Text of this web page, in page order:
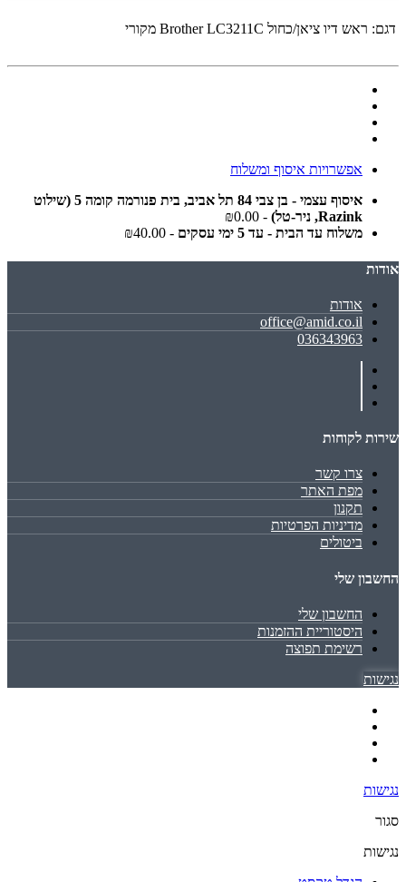
דגם: ‏ראש דיו ציאן/כחול Brother LC3211C מקורי
אפשרויות איסוף ומשלוח
איסוף עצמי - בן צבי 84 תל אביב, בית פנורמה קומה 5 (שילוט
Razink, ניר-טל)
- ₪0.00
משלוח עד הבית - עד 5 ימי עסקים
- ₪40.00
אודות
אודות
office@amid.co.il
036343963
שירות לקוחות
צרו קשר
מפת האתר
תקנון
מדיניות הפרטיות
ביטולים
החשבון שלי
החשבון שלי
היסטוריית ההזמנות
רשימת תפוצה
נגישות
נגישות
סגור
נגישות